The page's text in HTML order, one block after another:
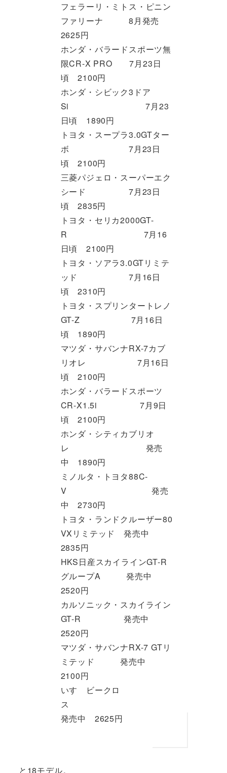
フェラーリ・ミトス・ピニン
ファリーナ 8月発売
2625円
ホンダ・バラードスポーツ無
限CR-X PRO 7月23日
頃 2100円
ホンダ・シビック3ドア
Si 7月23
日頃 1890円
トヨタ・スープラ3.0GTター
ボ 7月23日
頃 2100円
三菱パジェロ・スーパーエク
シード 7月23日
頃 2835円
トヨタ・セリカ2000GT-
R 7月16
日頃 2100円
トヨタ・ソアラ3.0GTリミテ
ッド 7月16日
頃 2310円
トヨタ・スプリンタートレノ
GT-Z 7月16日
頃 1890円
マツダ・サバンナRX-7カブ
リオレ 7月16日
頃 2100円
ホンダ・バラードスポーツ
CR-X1.5i 7月9日
頃 2100円
ホンダ・シティカブリオ
レ 発売
中 1890円
ミノルタ・トヨタ88C-
V 発売
中 2730円
トヨタ・ランドクルーザー80
VXリミテッド 発売中
2835円
HKS日産スカイラインGT-R
グループA 発売中
2520円
カルソニック・スカイライン
GT-R 発売中
2520円
マツダ・サバンナRX-7 GTリ
ミテッド 発売中
2100円
いすゞビークロ
ス
発売中 2625円
と18モデル。